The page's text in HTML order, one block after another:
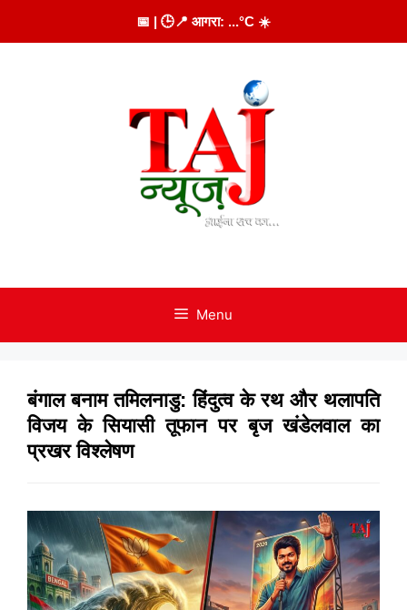
to
📅 | 🕒📍 आगरा: ...°C ☀️
Menu
बंगाल बनाम तमिलनाडु: हिंदुत्व के रथ और थलापति
विजय के सियासी तूफान पर बृज खंडेलवाल का
प्रखर विश्लेषण